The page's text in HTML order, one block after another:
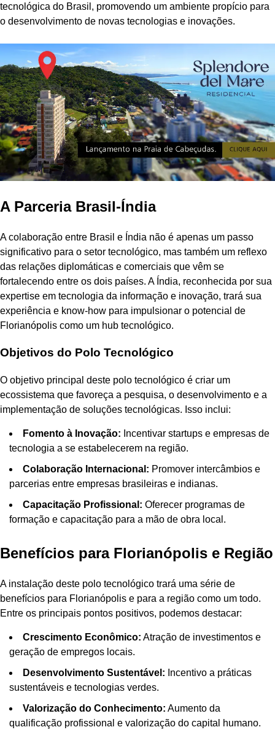
tecnológica do Brasil, promovendo um ambiente propício para
o desenvolvimento de novas tecnologias e inovações.
A Parceria Brasil-Índia
A colaboração entre Brasil e Índia não é apenas um passo
significativo para o setor tecnológico, mas também um reflexo
das relações diplomáticas e comerciais que vêm se
fortalecendo entre os dois países. A Índia, reconhecida por sua
expertise em tecnologia da informação e inovação, trará sua
experiência e know-how para impulsionar o potencial de
Florianópolis como um hub tecnológico.
Objetivos do Polo Tecnológico
O objetivo principal deste polo tecnológico é criar um
ecossistema que favoreça a pesquisa, o desenvolvimento e a
implementação de soluções tecnológicas. Isso inclui:
Fomento à Inovação: Incentivar startups e empresas de
tecnologia a se estabelecerem na região.
Colaboração Internacional: Promover intercâmbios e
parcerias entre empresas brasileiras e indianas.
Capacitação Profissional: Oferecer programas de
formação e capacitação para a mão de obra local.
Benefícios para Florianópolis e Região
A instalação deste polo tecnológico trará uma série de
benefícios para Florianópolis e para a região como um todo.
Entre os principais pontos positivos, podemos destacar:
Crescimento Econômico: Atração de investimentos e
geração de empregos locais.
Desenvolvimento Sustentável: Incentivo a práticas
sustentáveis e tecnologias verdes.
Valorização do Conhecimento: Aumento da
qualificação profissional e valorização do capital humano.